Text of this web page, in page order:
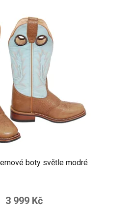
boty světle modré
3 999 Kč